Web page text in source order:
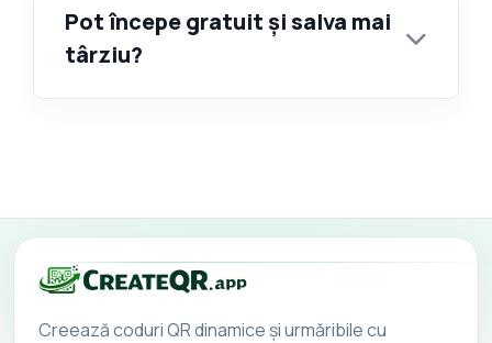
Pot începe gratuit și salva mai
târziu?
Creează coduri QR dinamice și urmăribile cu